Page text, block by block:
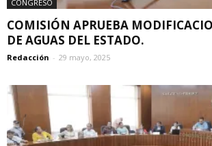
CONGRESO
COMISIÓN APRUEBA
DE AGUAS DEL ESTADO.
Redacción - 29 mayo, 2025